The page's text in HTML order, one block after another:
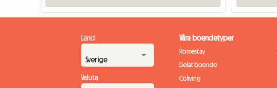
Land
Valuta
Våra boendetyper
Homestay
Delat boende
Coliving